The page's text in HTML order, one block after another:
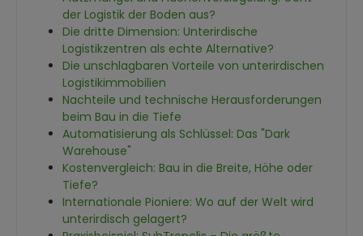
der Logistik der Boden aus?
Die dritte Dimension: Unterirdische
Logistikzentren als echte Alternative?
Die unschlagbaren Vorteile von unterirdischen
Logistikimmobilien
Nachteile und technische Herausforderungen
beim Bau in die Tiefe
Automatisierung als Schlüssel: Das "Dark
Warehouse"
Kostenvergleich: Bau in die Breite, Höhe oder
Tiefe?
Internationale Pioniere: Wo auf der Welt wird
unterirdisch gelagert?